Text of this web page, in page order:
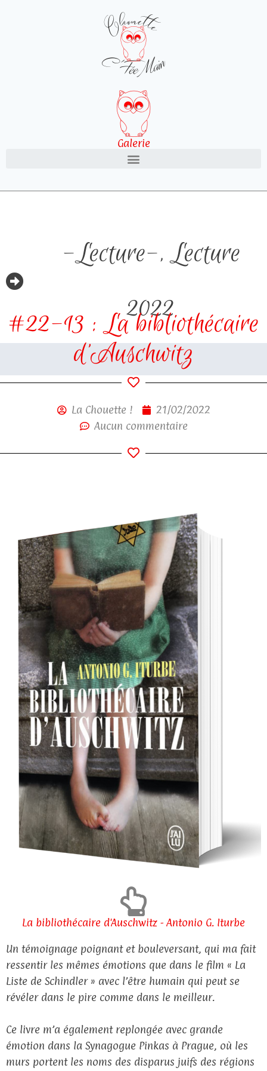
Galerie
-Lecture-,Lecture
2022
#22-13 : La bibliothécaire
d’Auschwitz
La Chouette !
21/02/2022
Aucun commentaire
La bibliothécaire d'Auschwitz - Antonio G. Iturbe
Un témoignage poignant et bouleversant, qui ma fait
ressentir les mêmes émotions que dans le film « La
Liste de Schindler » avec l’être humain qui peut se
révéler dans le pire comme dans le meilleur.
Ce livre m’a également replongée avec grande
émotion dans la Synagogue Pinkas à Prague, où les
murs portent les noms des disparus juifs des régions